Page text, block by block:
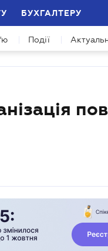
БУХГАЛТЕРУ
Події